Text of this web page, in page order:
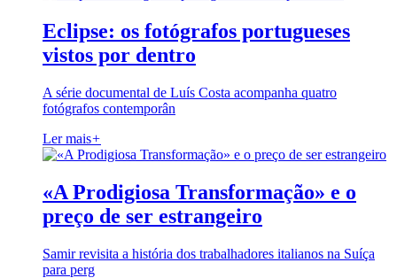
Eclipse: os fotógrafos portugueses
vistos por dentro
A série documental de Luís Costa acompanha quatro
fotógrafos contemporân
Ler mais+
«A Prodigiosa Transformação» e o
preço de ser estrangeiro
Samir revisita a história dos trabalhadores italianos na Suíça
para perg